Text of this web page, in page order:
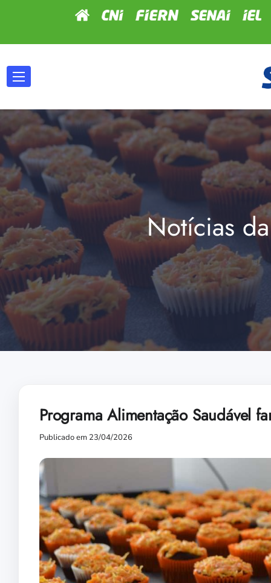
Notícias
Programa Alimentação Saudável
Publicado em 23/04/2026